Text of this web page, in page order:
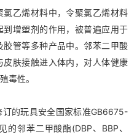
乙烯材料中，令聚氯乙烯材料
增塑剂的作用，被普遍应用于
管等多种产品中。邻苯二甲酸
肤接触进入体内，对人体健康
毒性。
的玩具安全国家标准GB6675-
邻苯二甲酸酯(DBP、BBP、